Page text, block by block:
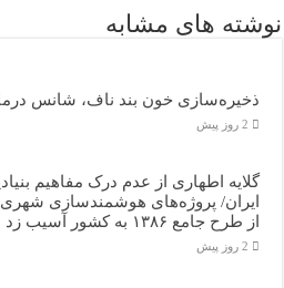
نوشته های مشابه
ذخیره‌سازی خون بند ناف، شانس
2 روز پیش
گلایه اطهاری از عدم درک مفاهیم
ایران/ پروژه‌های هوشمندسازی
از طرح جامع ۱۳۸۶ به کشور آسیب زد
2 روز پیش